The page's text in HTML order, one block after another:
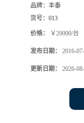
品牌： 丰泰
货号： 013
价格： ￥20000/台
发布日期： 2016-
更新日期： 2026-